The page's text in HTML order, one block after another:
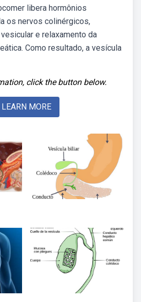
libera hormônios
os nervos colinérgicos,
e relaxamento da
Como resultado, a vesícula
click the button below.
LEARN MORE